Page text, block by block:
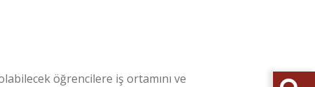
öğrencilere iş ortamını ve